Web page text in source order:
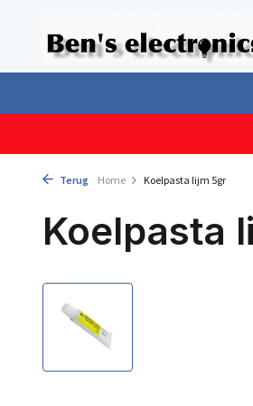
Terug Home Koelpasta lijm 5gr
Koelpasta